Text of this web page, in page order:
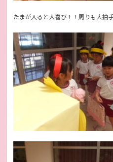
たまが入ると大喜び！！周りも大拍